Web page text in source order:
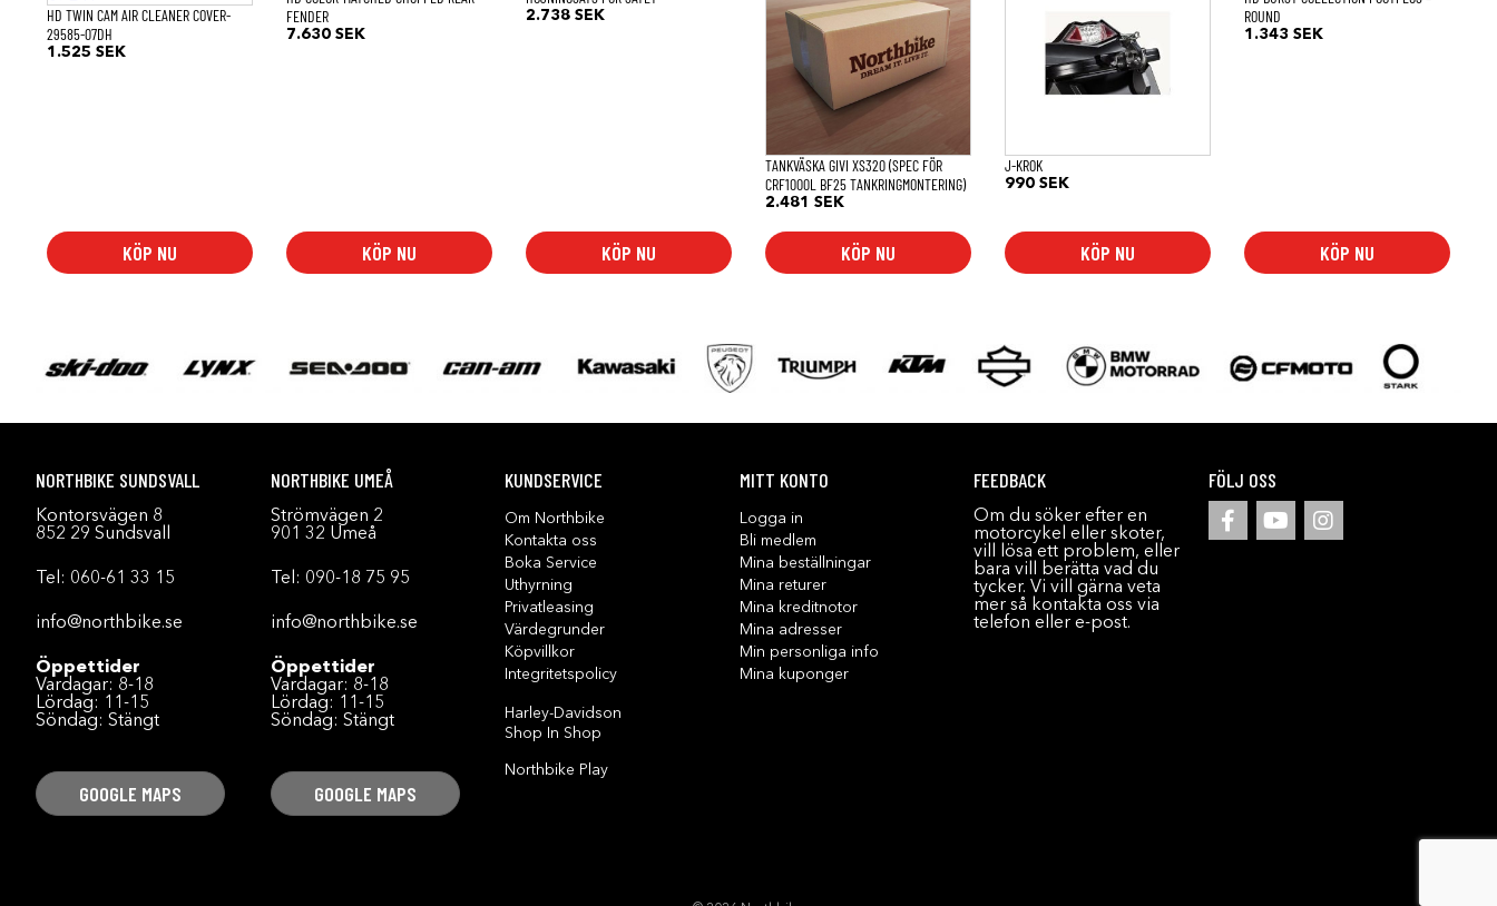
HD TWIN CAM AIR CLEANER COVER-
29585-07DH
1.525 SEK
KÖP NU
FENDER
7.630SEK
KÖP NU
2.738SEK
KÖP NU
TANKVÄSKA GIVI XS320 (SPEC FÖR
CRF1000L BF25 TANKRINGMONTERING)
2.481SEK
KÖP NU
J-KROK
990SEK
KÖP NU
ROUND
1.343SEK
KÖP NU
NORTHBIKE SUNDSVALL
Kontorsvägen 8
852 29 Sundsvall
Tel: 060-61 33 15
info@northbike.se
Öppettider
Vardagar: 8-18
Lördag: 11-15
Söndag: Stängt
GOOGLE MAPS
NORTHBIKE UMEÅ
Strömvägen 2
901 32 Umeå
Tel: 090-18 75 95
info@northbike.se
Öppettider
Vardagar: 8-18
Lördag: 11-15
Söndag: Stängt
GOOGLE MAPS
KUNDSERVICE
Om Northbike
Kontakta oss
Boka Service
Uthyrning
Privatleasing
Värdegrunder
Köpvillkor
Integritetspolicy
Harley-Davidson
Shop In Shop
Northbike Play
MITT KONTO
Logga in
Bli medlem
Mina beställningar
Mina returer
Mina kreditnotor
Mina adresser
Min personliga info
Mina kuponger
FEEDBACK
Om du söker efter en
motorcykel eller skoter,
vill lösa ett problem, eller
bara vill berätta vad du
tycker. Vi vill gärna veta
mer så kontakta oss via
telefon eller e-post.
FÖLJ OSS